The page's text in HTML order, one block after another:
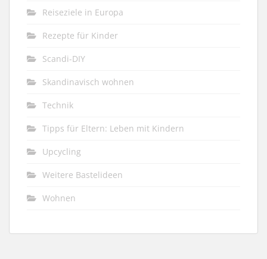
Reiseziele in Europa
Rezepte für Kinder
Scandi-DIY
Skandinavisch wohnen
Technik
Tipps für Eltern: Leben mit Kindern
Upcycling
Weitere Bastelideen
Wohnen